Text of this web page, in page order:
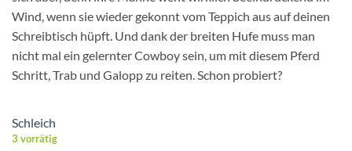
Wind, wenn sie wieder gekonnt vom Teppich aus auf deinen
Schreibtisch hüpft. Und dank der breiten Hufe muss man
nicht mal ein gelernter Cowboy sein, um mit diesem Pferd
Schritt, Trab und Galopp zu reiten. Schon probiert?
Schleich
3 vorrätig